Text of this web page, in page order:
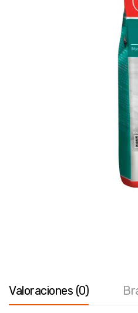
Valoraciones (0)